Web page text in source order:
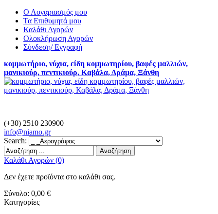
Ο Λογαριασμός μου
Τα Επιθυμητά μου
Καλάθι Αγορών
Ολοκλήρωση Αγορών
Σύνδεση/ Εγγραφή
κομμωτήριο, νύχια, είδη κομμωτηρίου, βαφές μαλλιών,
μανικιούρ, πεντικιούρ, Καβάλα, Δράμα, Ξάνθη
(+30) 2510 230900
info@niamo.gr
Search:
Αναζήτηση
Καλάθι Αγορών (0)
Δεν έχετε προϊόντα στο καλάθι σας.
Σύνολο: 0,00 €
Κατηγορίες